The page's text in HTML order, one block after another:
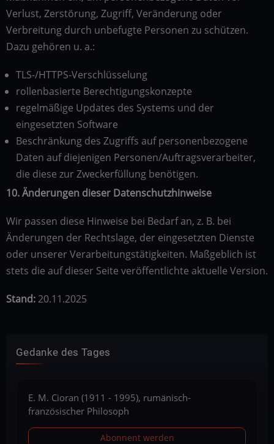
Verlust, Zerstörung, Zugriff, Veränderung oder
Verbreitung durch unbefugte Personen zu schützen.
Dazu gehören u. a.:
TLS-/HTTPS-Verschlüsselung
rollenbasierte Berechtigungskonzepte
regelmäßige Updates des Systems und der
eingesetzten Software
Beschränkung des Zugriffs auf personenbezogene
Daten auf diejenigen Personen/Auftragsverarbeiter,
die diese zur Zweckerfüllung benötigen.
10. Änderungen dieser Datenschutzhinweise
Wir passen diese Hinweise bei Bedarf an, z. B. bei
Änderungen der Rechtslage, der eingesetzten Dienste
oder unserer Verarbeitungstätigkeiten. Maßgeblich ist
stets die auf dieser Seite veröffentlichte aktuelle Version.
Stand:20.11.2025
Gedanke des Tages
E. M. Cioran (1911 - 1995), rumänisch-
französischer Philosoph
Abonnent werden